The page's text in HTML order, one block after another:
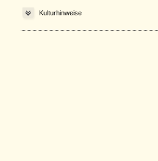
Kulturhinweise